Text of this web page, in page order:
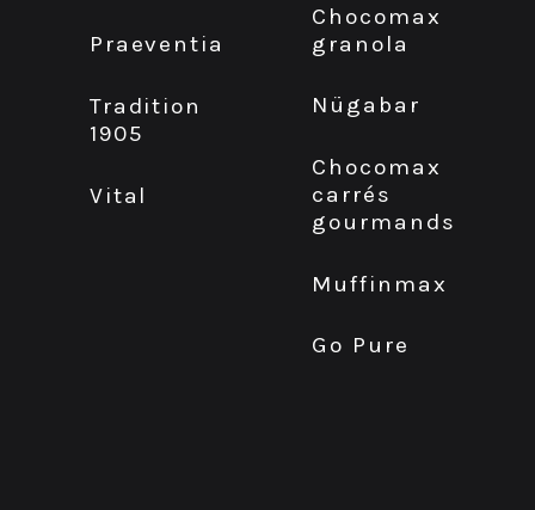
Praeventia
Tradition
1905
Vital
Chocomax
granola
Nügabar
Chocomax
carrés
gourmands
Muffinmax
Go Pure